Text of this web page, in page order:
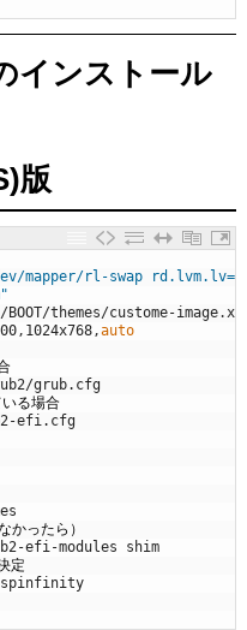
インストール
版
mapper/rl-swap
/BOOT/themes/custome-image.
, 1024x768,auto
grub.cfg
る場合
efi.cfg
かったら）
efi-modules shim
定
spinfinity